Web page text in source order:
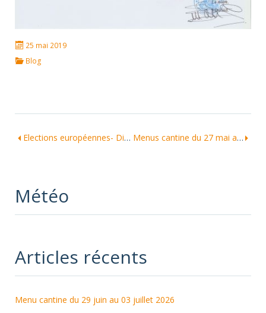
25 mai 2019
Blog
Elections européennes- Dimanche 26 mai 2019 Menus cantine du 27 mai au 6 juin
Météo
Articles récents
Menu cantine du 29 juin au 03 juillet 2026